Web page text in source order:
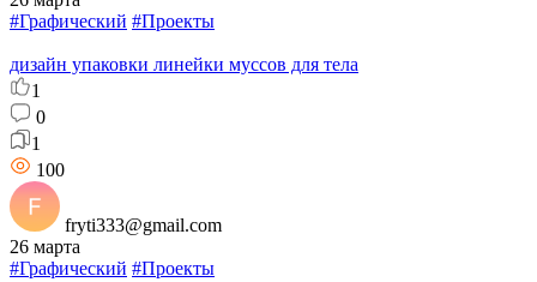
#Графический #Проекты
дизайн упаковки линейки муссов для тела
1
0
1
100
fryti333@gmail.com
26 марта
#Графический #Проекты